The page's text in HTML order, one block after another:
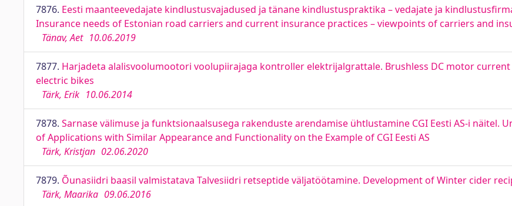
7876. Eesti maanteevedajate kindlustusvajadused ja tänane kindlustuspraktika – vedajate ja
Insurance needs of Estonian road carriers and current insurance practices – viewpoints of carriers and
Tänav, Aet 10.06.2019
7877. Harjadeta alalisvoolumootori voolupiirajaga kontroller elektrijalgrattale. Brushless DC motor
electric bikes
Tärk, Erik 10.06.2014
7878. Sarnase välimuse ja funktsionaalsusega rakenduste arendamise ühtlustamine CGI Eesti AS-i näitel.
of Applications with Similar Appearance and Functionality on the Example of CGI Eesti AS
Tärk, Kristjan 02.06.2020
7879. Õunasiidri baasil valmistatava Talvesiidri retseptide väljatöötamine. Development of Winter cider
Tärk, Maarika 09.06.2016